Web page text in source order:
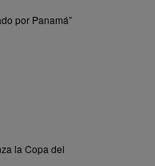
por Panamá”
la Copa del